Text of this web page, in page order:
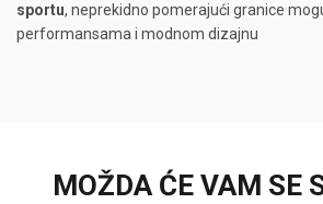
sportu, neprekidno pomerajući granice
performansama i modnom dizajnu
MOŽDA ĆE VAM SE